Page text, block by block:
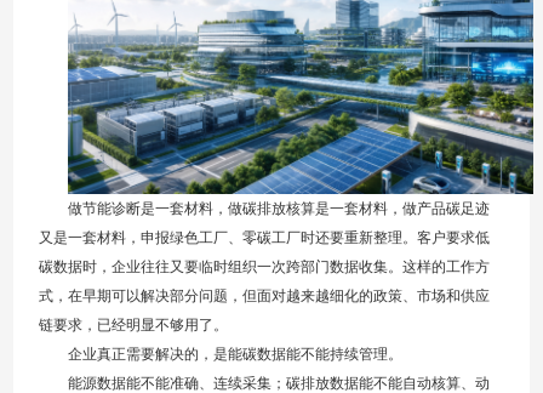
做节能诊断是一套材料，做碳排放核算是一套材料，做产品碳足迹
又是一套材料，申报绿色工厂、零碳工厂时还要重新整理。客户要求低
碳数据时，企业往往又要临时组织一次跨部门数据收集。这样的工作方
式，在早期可以解决部分问题，但面对越来越细化的政策、市场和供应
链要求，已经明显不够用了。
企业真正需要解决的，是能碳数据能不能持续管理。
能源数据能不能准确、连续采集；碳排放数据能不能自动核算、动